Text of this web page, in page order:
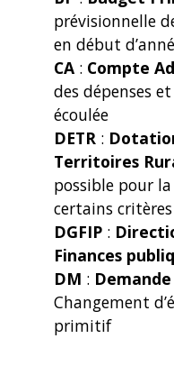
prévisionnelle
en début
CA : Compte
des dépenses
écoulée
DETR :
Territoires
possible pour
certains critères
DGFIP :
Finances
DM :
Changement
primitif